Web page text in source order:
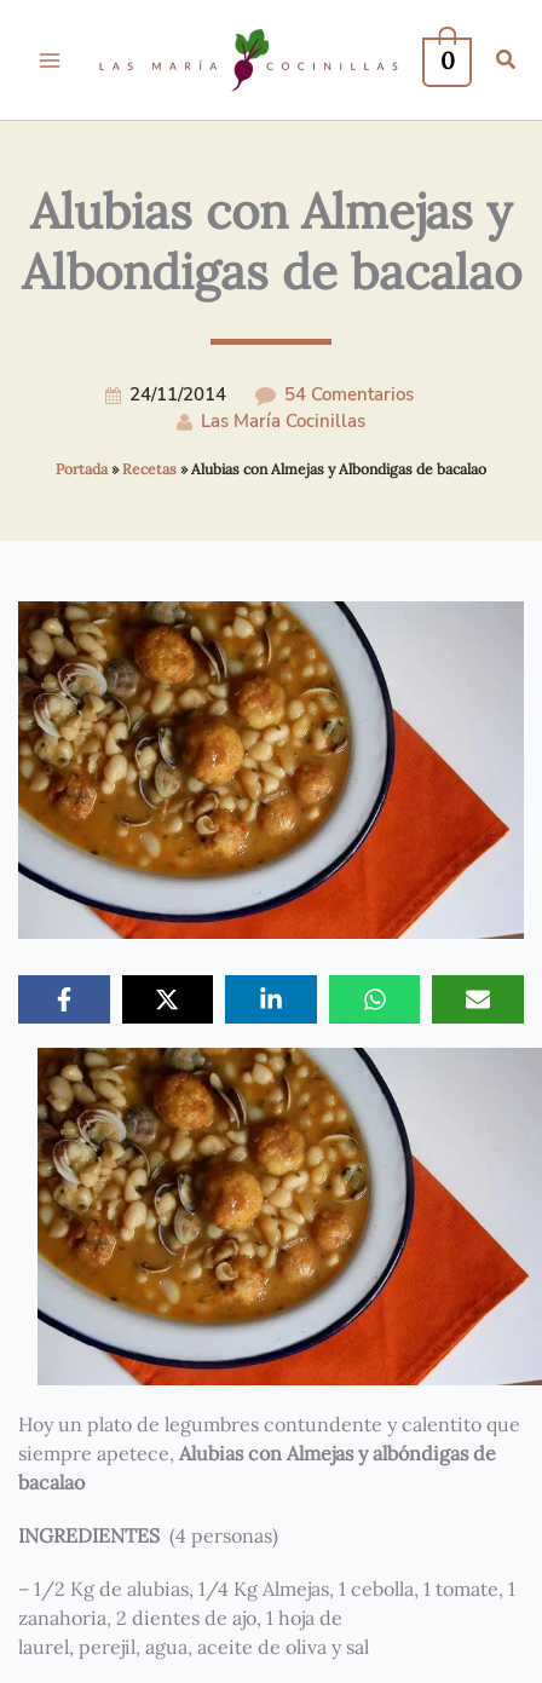
0
Alubias con Almejas y
Albondigas de bacalao
24/11/2014
54 Comentarios
Las María Cocinillas
Portada»Recetas »Alubias con Almejas y Albondigas de bacalao
Hoy un plato de legumbres contundente y calentito que
siempre apetece, Alubias con Almejas y albóndigas de
bacalao
INGREDIENTES (4 personas)
– 1/2 Kg de alubias, 1/4 Kg Almejas, 1 cebolla, 1 tomate, 1
zanahoria, 2 dientes de ajo, 1 hoja de
laurel, perejil, agua, aceite de oliva y sal
Electrónico*